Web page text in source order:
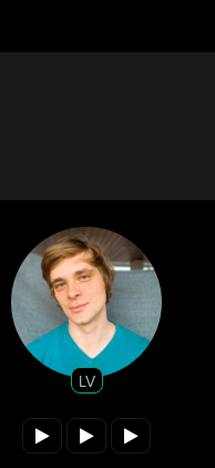
LV